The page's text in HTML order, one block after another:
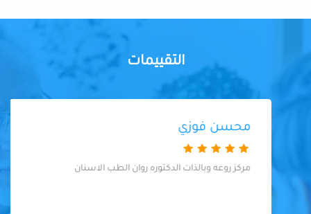
التقييمات
محسن فوزي
مركز روعه وبالذات الدكتوره روان الطب الاسنان